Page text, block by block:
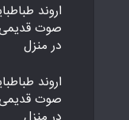
اروند
در منزل
اروند